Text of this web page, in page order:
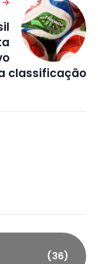
classificação
(36)